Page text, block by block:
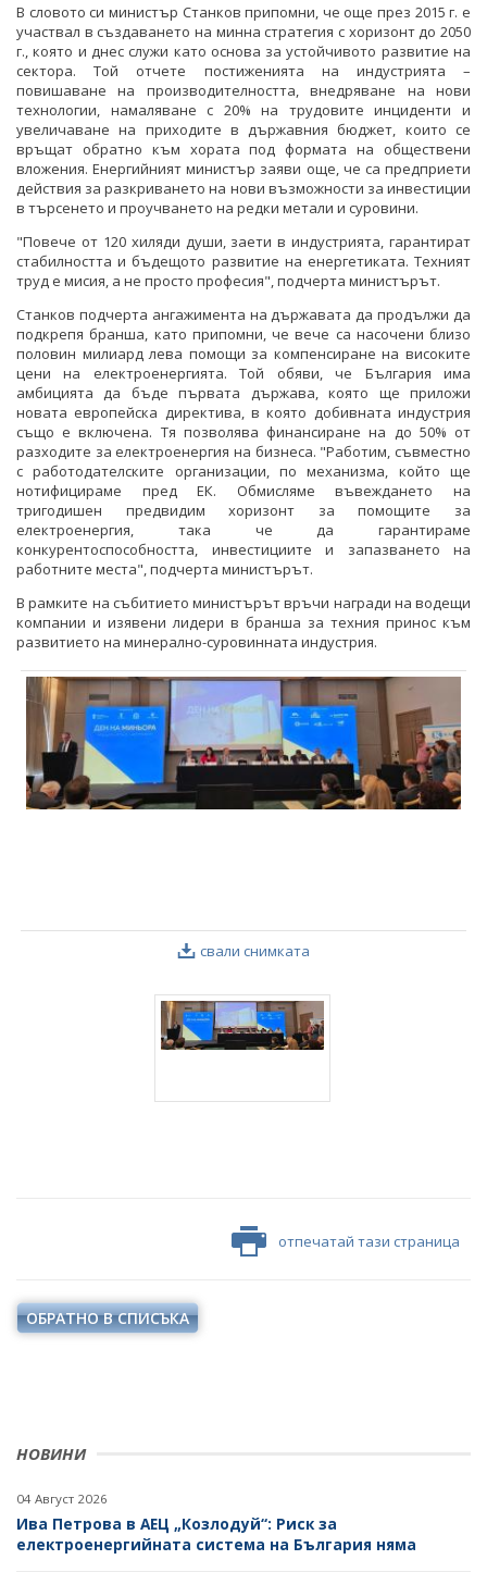
НОВИНИ
04 Август 2026
Ива Петрова в АЕЦ „Козлодуй“: Риск за
електроенергийната система на България няма
В словото си министър Станков припомни, че още през 2015 г. е
участвал в създаването на минна стратегия с хоризонт до 2050
г., която и днес служи като основа за устойчивото развитие на
сектора. Той отчете постиженията на индустрията –
повишаване на производителността, внедряване на нови
технологии, намаляване с 20% на трудовите инциденти и
увеличаване на приходите в държавния бюджет, които се
връщат обратно към хората под формата на обществени
вложения. Енергийният министър заяви още, че са предприети
действия за разкриването на нови възможности за инвестиции
в търсенето и проучването на редки метали и суровини.
"Повече от 120 хиляди души, заети в индустрията, гарантират
стабилността и бъдещото развитие на енергетиката. Техният
труд е мисия, а не просто професия", подчерта министърът.
Станков подчерта ангажимента на държавата да продължи да
подкрепя бранша, като припомни, че вече са насочени близо
половин милиард лева помощи за компенсиране на високите
цени на електроенергията. Той обяви, че България има
амбицията да бъде първата държава, която ще приложи
новата европейска директива, в която добивната индустрия
също е включена. Тя позволява финансиране на до 50% от
разходите за електроенергия на бизнеса. "Работим, съвместно
с работодателските организации, по механизма, който ще
нотифицираме пред ЕК. Обмисляме въвеждането на
тригодишен предвидим хоризонт за помощите за
електроенергия, така че да гарантираме
конкурентоспособността, инвестициите и запазването на
работните места", подчерта министърът.
В рамките на събитието министърът връчи награди на водещи
компании и изявени лидери в бранша за техния принос към
развитието на минерално-суровинната индустрия.
свали снимката
отпечатай тази страница
ОБРАТНО В СПИСЪКА